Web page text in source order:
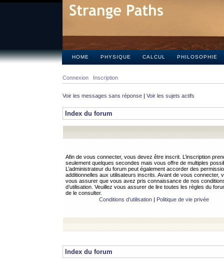
HOME PHYSIQUE CALCUL PHILOSOPHIE
Connexion Inscription
Voir les messages sans réponse | Voir les sujets actifs
Index du forum
Afin de vous connecter, vous devez être inscrit. L’inscription
seulement quelques secondes mais vous offre de multiples
L’administrateur du forum peut également accorder des
additionnelles aux utilisateurs inscrits. Avant de vous connecter,
vous assurer que vous avez pris connaissance de nos
d’utilisation. Veuillez vous assurer de lire toutes les règles du
de le consulter.
Conditions d’utilisation| Politique de vie privée
Index du forum